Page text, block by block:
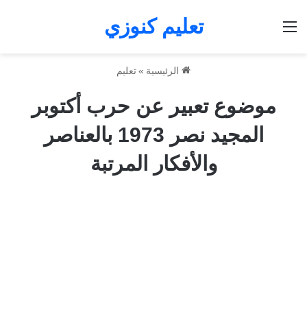
تعليم كنوزي
الرئيسية »تعليم
موضوع تعبير عن حرب أكتوبر
المجيد نصر 1973 بالعناصر
والأفكار المرتبة